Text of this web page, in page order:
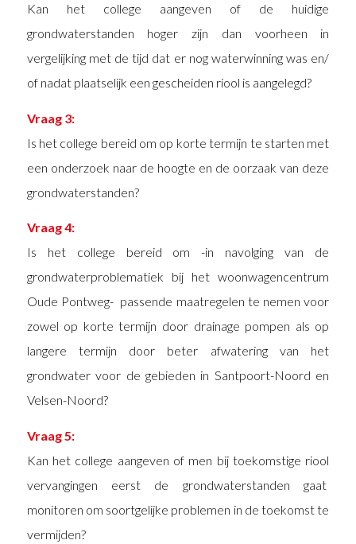
Kan het college aangeven of de huidige
grondwaterstanden hoger zijn dan voorheen in
vergelijking met de tijd dat er nog waterwinning was en/
of nadat plaatselijk een gescheiden riool is aangelegd?
Vraag 3:
Is het college bereid om op korte termijn te starten met
een onderzoek naar de hoogte en de oorzaak van deze
grondwaterstanden?
Vraag 4:
Is het college bereid om -in navolging van de
grondwaterproblematiek bij het woonwagencentrum
Oude Pontweg- passende maatregelen te nemen voor
zowel op korte termijn door drainage pompen als op
langere termijn door beter afwatering van het
grondwater voor de gebieden in Santpoort-Noord en
Velsen-Noord?
Vraag 5:
Kan het college aangeven of men bij toekomstige riool
vervangingen eerst de grondwaterstanden gaat
monitoren om soortgelijke problemen in de toekomst te
vermijden?